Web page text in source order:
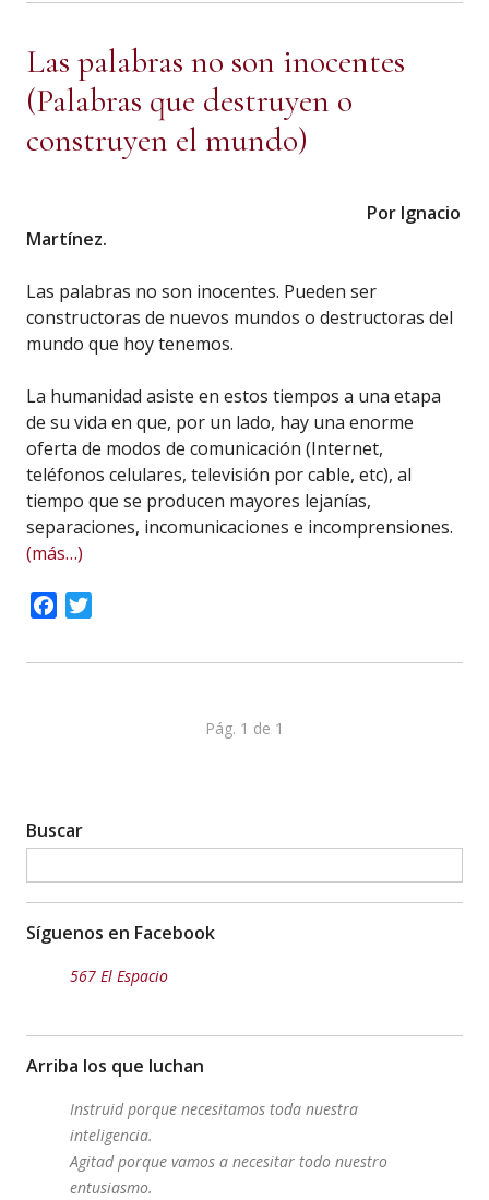
Las palabras no son inocentes
(Palabras que destruyen o
construyen el mundo)
Por Ignacio
Martínez.
Las palabras no son inocentes. Pueden ser
constructoras de nuevos mundos o destructoras del
mundo que hoy tenemos.
La humanidad asiste en estos tiempos a una etapa
de su vida en que, por un lado, hay una enorme
oferta de modos de comunicación (Internet,
teléfonos celulares, televisión por cable, etc), al
tiempo que se producen mayores lejanías,
separaciones, incomunicaciones e incomprensiones.
(más…)
Facebook
Pág. 1 de 1
Buscar
Síguenos en Facebook
567 El Espacio
Arriba los que luchan
Instruid porque necesitamos toda nuestra
inteligencia.
Agitad porque vamos a necesitar todo nuestro
entusiasmo.